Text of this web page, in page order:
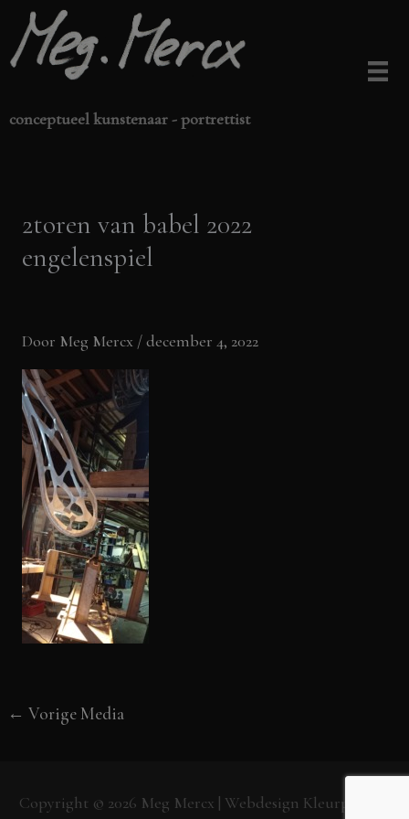
naar
de
conceptueel kunstenaar - portrettist
2toren van babel 2022
engelenspiel
Door Meg Mercx /december 4, 2022
← Vorige Media
Copyright © 2026 Meg Mercx | Webdesign Kleurpunt.nl